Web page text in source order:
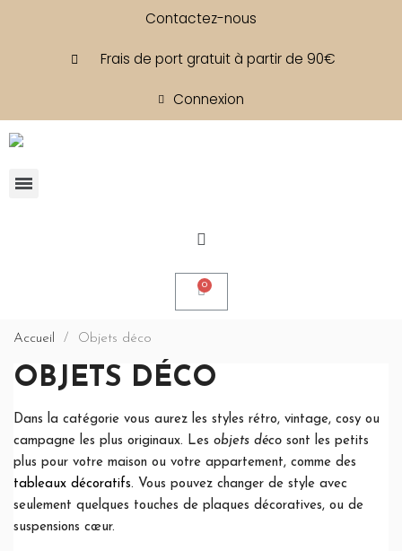
Contactez-nous
Frais de port gratuit à partir de 90€
Connexion
Accueil Objets déco
OBJETS DÉCO
Dans la catégorie vous aurez les styles rétro, vintage, cosy ou
campagne les plus originaux. Les objets déco sont les petits
plus pour votre maison ou votre appartement, comme des
tableaux décoratifs. Vous pouvez changer de style avec
seulement quelques touches de plaques décoratives, ou de
suspensions cœur.